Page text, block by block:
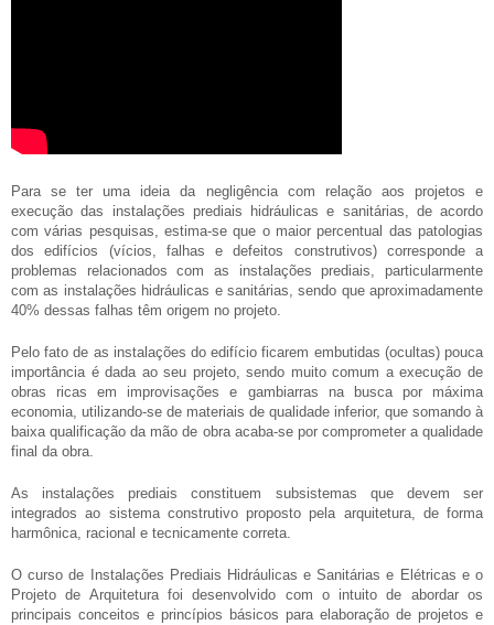
Para se ter uma ideia da negligência com relação aos projetos e
execução das instalações prediais hidráulicas e sanitárias, de acordo
com várias pesquisas, estima-se que o maior percentual das patologias
dos edifícios (vícios, falhas e defeitos construtivos) corresponde a
problemas relacionados com as instalações prediais, particularmente
com as instalações hidráulicas e sanitárias, sendo que aproximadamente
40% dessas falhas têm origem no projeto.
Pelo fato de as instalações do edifício ficarem embutidas (ocultas) pouca
importância é dada ao seu projeto, sendo muito comum a execução de
obras ricas em improvisações e gambiarras na busca por máxima
economia, utilizando-se de materiais de qualidade inferior, que somando à
baixa qualificação da mão de obra acaba-se por comprometer a qualidade
final da obra.
As instalações prediais constituem subsistemas que devem ser
integrados ao sistema construtivo proposto pela arquitetura, de forma
harmônica, racional e tecnicamente correta.
O curso de Instalações Prediais Hidráulicas e Sanitárias e Elétricas e o
Projeto de Arquitetura foi desenvolvido com o intuito de abordar os
principais conceitos e princípios básicos para elaboração de projetos e